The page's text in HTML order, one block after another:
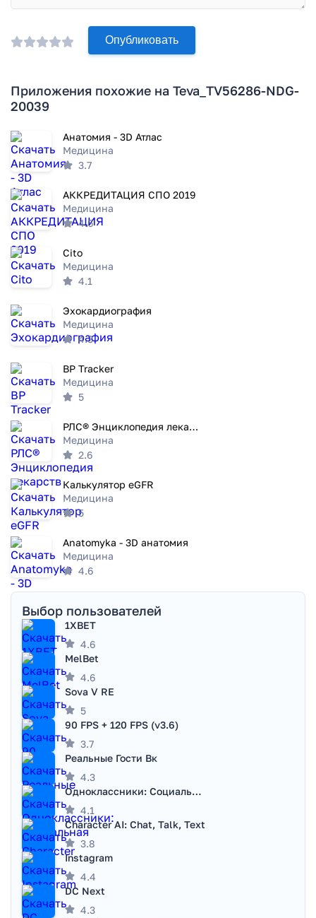
Опубликовать
Приложения похожие на Teva_TV56286-NDG-
20039
Анатомия - 3D Атлас
Медицина
3.7
АККРЕДИТАЦИЯ СПО 2019
Медицина
4.6
Cito
Медицина
4.1
Эхокардиография
Медицина
4.3
BP Tracker
Медицина
5
РЛС® Энциклопедия лекарств
Медицина
2.6
Калькулятор eGFR
Медицина
5
Anatomyka - 3D анатомия
Медицина
4.6
Выбор пользователей
1XBET
4.6
MelBet
4.6
Sova V RE
5
90 FPS + 120 FPS (v3.6)
3.7
Реальные Гости Вк
4.3
Одноклассники: Социальная сеть
4.1
Character AI: Chat, Talk, Text
3.8
Instagram
4.4
DC Next
4.3